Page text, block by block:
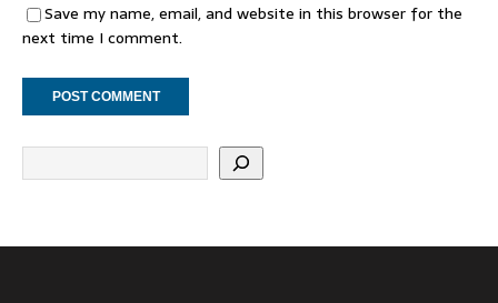
Save my name, email, and website in this browser for the
next time I comment.